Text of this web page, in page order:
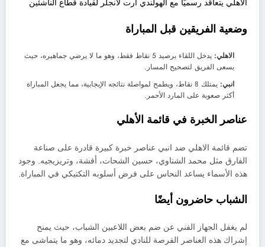
الاهلي يتعاقد رسميًا مع الهولندي آرت لانجلر لقيادة قطاع الناشئين
وضعية الفريقين قبل المباراة
الاهلي:
يدخل اللقاء برصيد 5 نقاط فقط، وهو ما لا يرضي جماهيره، حيث
يسعى الفريق لتصحيح المسار.
انبي:
يمتلك 8 نقاط، ويطمح لمواصلة نتائجه الإيجابية، مما يجعل المباراة
أكثر صعوبة على المارد الأحمر.
عناصر الخبرة في قائمة الأهلي
تضم قائمة الاهلي ضد انبي عناصر خبرة كبيرة قادرة على صناعة
الفارق مثل محمد الشناوي، حسين الشحات، أفشة، وتريزيجيه. وجود
هذه الأسماء يساعد النحاس على فرض أسلوبه التكتيكي في المباراة.
الشباب حاضرون أيضًا
لم يغفل الجهاز الفني عن ضم بعض اللاعبين الشباب، حيث يمنح
إشراك هذه العناصر الفرصة للنادي لتجديد دمائه، وهو ما يتماشى مع